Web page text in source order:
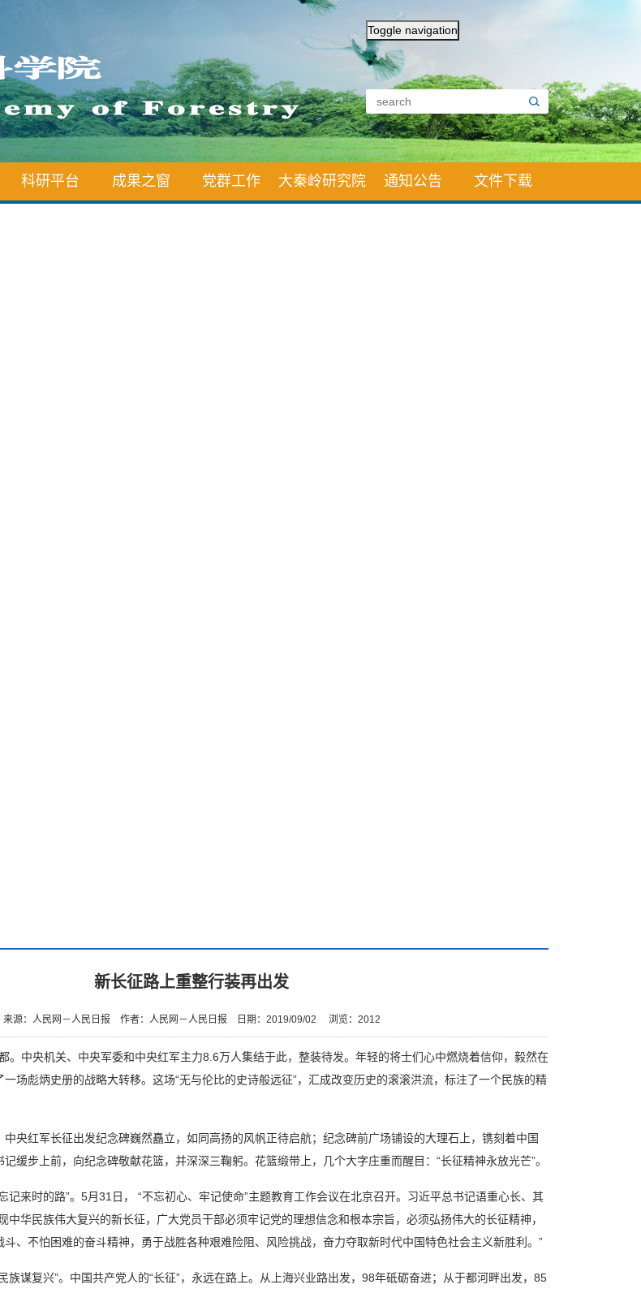
Toggle navigation
科研平台 成果之窗 党群工作 大秦岭研究院 通知公告 文件下载
新长征路上重整行装再出发
来源：人民网－人民日报 作者：人民网－人民日报 日期：2019/09/02 浏览： 2012
。中央机关、中央军委和中央红军主力8.6万人集结于此，整装待发。年轻的将士们心中燃烧着信仰，毅然在
场彪炳史册的战略大转移。这场“无与伦比的史诗般远征”，汇成改变历史的滚滚洪流，标注了一个民族的精
央红军长征出发纪念碑巍然矗立，如同高扬的风帆正待启航；纪念碑前广场铺设的大理石上，镌刻着中国
缓步上前，向纪念碑敬献花篮，并深深三鞠躬。花篮缎带上，几个大字庄重而醒目：“长征精神永放光芒”。
记来时的路”。5月31日， “不忘初心、牢记使命”主题教育工作会议在北京召开。习近平总书记语重心长、其
中华民族伟大复兴的新长征，广大党员干部必须牢记党的理想信念和根本宗旨，必须弘扬伟大的长征精神，
、不怕困难的奋斗精神，勇于战胜各种艰难险阻、风险挑战，奋力夺取新时代中国特色社会主义新胜利。”
族谋复兴”。中国共产党人的“长征”，永远在路上。从上海兴业路出发，98年砥砺奋进；从于都河畔出发，85